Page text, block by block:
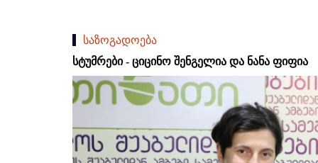
საზოგადოება
სტუმრები - ციცინო შენგელია და ნანა ფიფია